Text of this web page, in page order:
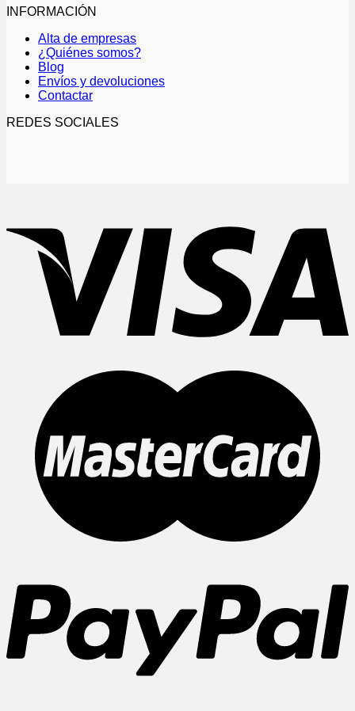
Las
opciones
pueden
elegir
página
de
INFORMACIÓN
Alta de empresas
¿Quiénes somos?
Blog
Envíos y devoluciones
Contactar
REDES SOCIALES